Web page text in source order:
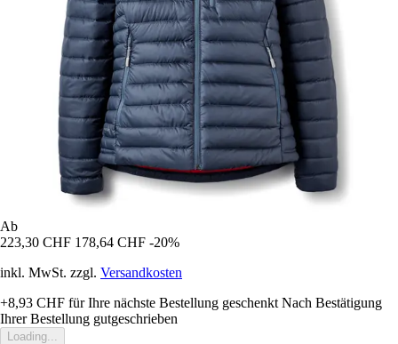
Ab
223,30 CHF 178,64 CHF -20%
inkl. MwSt. zzgl. Versandkosten
+8,93 CHF für Ihre nächste Bestellung geschenkt Nach Bestätigung
Ihrer Bestellung gutgeschrieben
Loading...